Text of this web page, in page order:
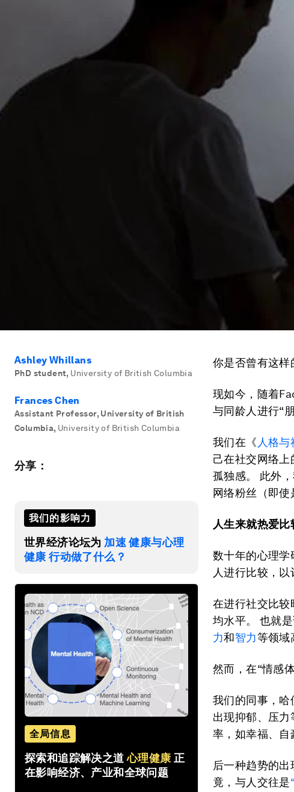
Ashley Whillans
PhD student, University of British Columbia
Frances Chen
Assistant Professor, University of British
Columbia, University of British Columbia
分享：
我们的影响力
世界经济论坛为 加速 健康与心理
健康 行动做了什么？
全局信息
探索和追踪解决之道 心理健康 正
在影响经济、产业和全球问题
你是否曾有这
现如今，随着
与同龄人进行“
我们在《 人格
己在社交网络
孤独感。 此外
网络粉丝（即使
人生来就热爱比
数十年的心理学
人进行比较，
在进行社交比
均水平。 也就
力和智力等领域
然而，在“情感
我们的同事，
出现抑郁、压
率，如幸福、自
后一种趋势的
竟，与人交往是